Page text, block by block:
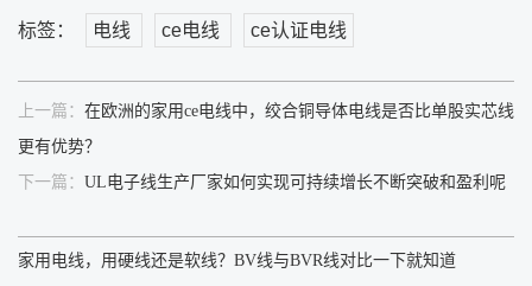
标签： 电线 ce电线 ce认证电线
上一篇： 在欧洲的家用ce电线中，绞合铜导体电线是否比单股实芯线
更有优势？
下一篇： UL电子线生产厂家如何实现可持续增长不断突破和盈利呢
家用电线，用硬线还是软线？BV线与BVR线对比一下就知道